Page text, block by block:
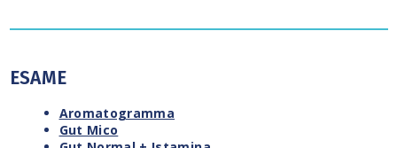
ESAME
Aromatogramma
Gut Mico